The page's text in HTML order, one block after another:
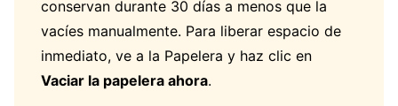
conservan durante 30 días a menos que la
vacíes manualmente. Para liberar espacio de
inmediato, ve a la Papelera y haz clic en
Vaciar la papelera ahora.